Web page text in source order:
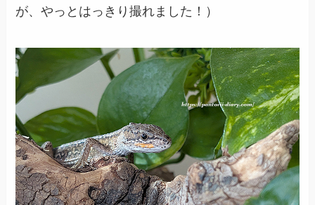
が、やっとはっきり撮れました！）